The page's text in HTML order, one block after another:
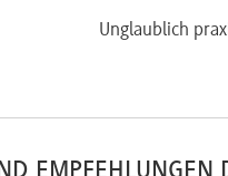
Unglaublich